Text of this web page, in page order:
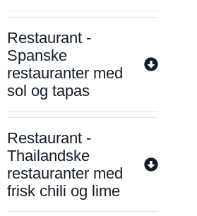
Restaurant -
Spanske
restauranter med
sol og tapas
Restaurant -
Thailandske
restauranter med
frisk chili og lime